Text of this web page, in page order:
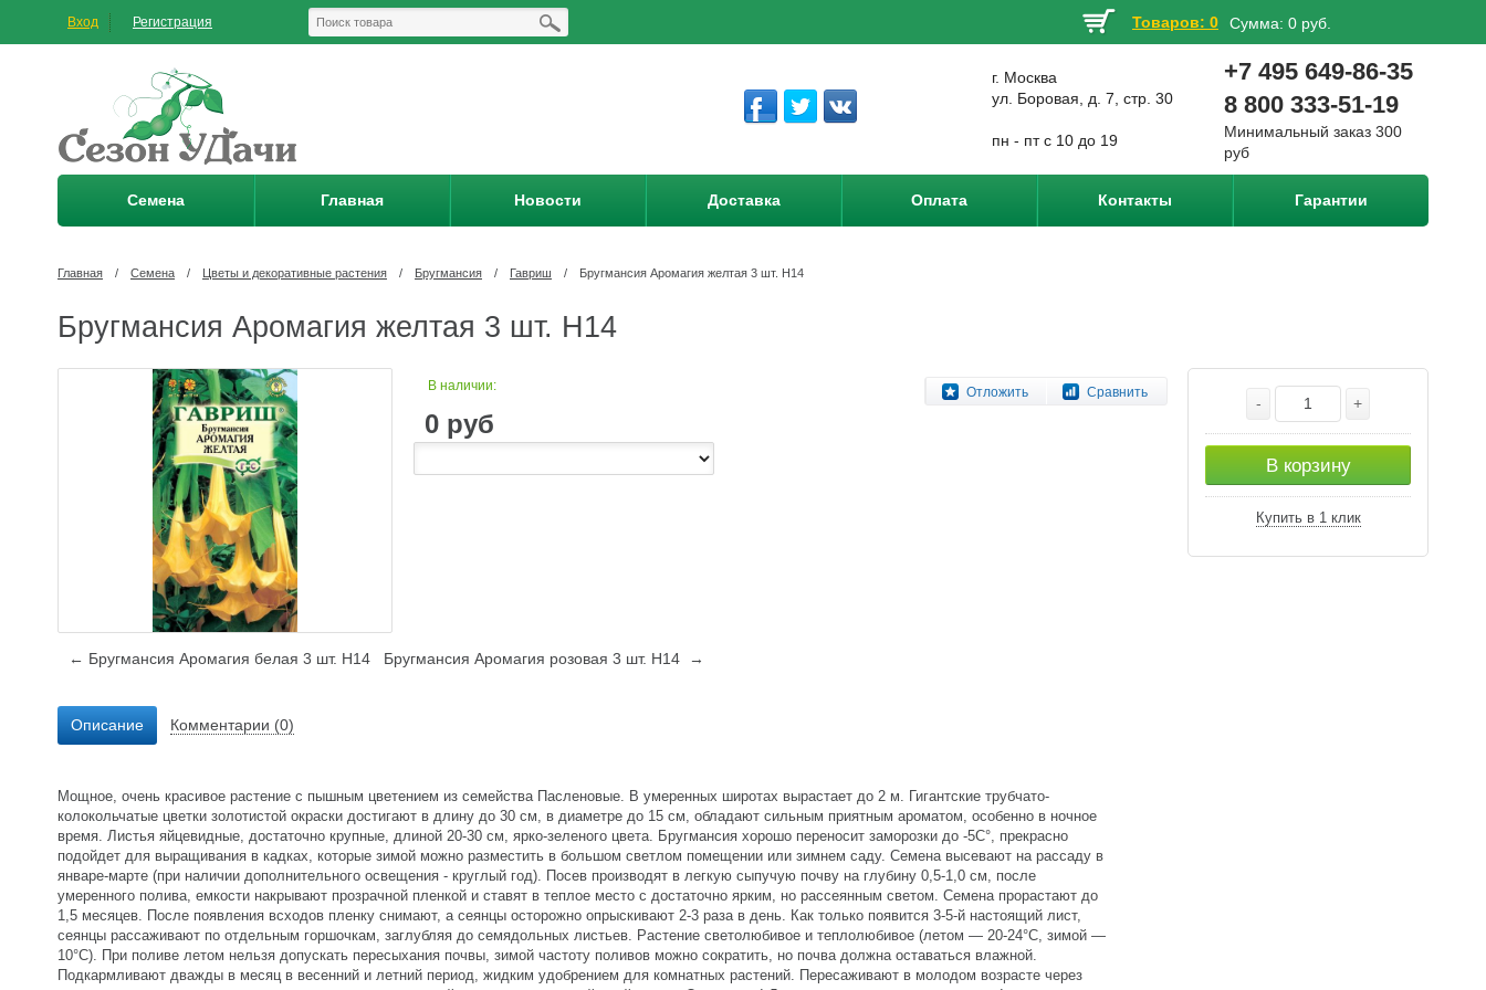
Вход Регистрация Товаров: 0 Сумма: 0 руб.
г. Москва
ул. Боровая, д. 7, стр. 30
пн - пт с 10 до 19
+7 495 649-86-35
8 800 333-51-19
Минимальный заказ 300
руб
Семена Главная Новости Доставка Оплата Контакты Гарантии
Главная / Семена / Цветы и декоративные растения / Бругмансия / Гавриш / Бругмансия Аромагия желтая 3 шт. Н14
Бругмансия Аромагия желтая 3 шт. Н14
Отложить Сравнить
В наличии:
0 руб
- +
В корзину
Купить в 1 клик
← Бругмансия Аромагия белая 3 шт. Н14 Бругмансия Аромагия розовая 3 шт. Н14 →
Описание Комментарии (0)
Мощное, очень красивое растение с пышным цветением из семейства Пасленовые. В умеренных широтах вырастает до 2 м. Гигантские трубчато-
колокольчатые цветки золотистой окраски достигают в длину до 30 см, в диаметре до 15 см, обладают сильным приятным ароматом, особенно в ночное
время. Листья яйцевидные, достаточно крупные, длиной 20-30 см, ярко-зеленого цвета. Бругмансия хорошо переносит заморозки до -5С°, прекрасно
подойдет для выращивания в кадках, которые зимой можно разместить в большом светлом помещении или зимнем саду. Семена высевают на рассаду в
январе-марте (при наличии дополнительного освещения - круглый год). Посев производят в легкую сыпучую почву на глубину 0,5-1,0 см, после
умеренного полива, емкости накрывают прозрачной пленкой и ставят в теплое место с достаточно ярким, но рассеянным светом. Семена прорастают до
1,5 месяцев. После появления всходов пленку снимают, а сеянцы осторожно опрыскивают 2-3 раза в день. Как только появится 3-5-й настоящий лист,
сеянцы рассаживают по отдельным горшочкам, заглубляя до семядольных листьев. Растение светолюбивое и теплолюбивое (летом — 20-24°С, зимой —
10°С). При поливе летом нельзя допускать пересыхания почвы, зимой частоту поливов можно сократить, но почва должна оставаться влажной.
Подкармливают дважды в месяц в весенний и летний период, жидким удобрением для комнатных растений. Пересаживают в молодом возрасте через